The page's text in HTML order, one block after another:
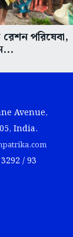
রেশন পরিষেবা,
Avenue,
India.
/ 93